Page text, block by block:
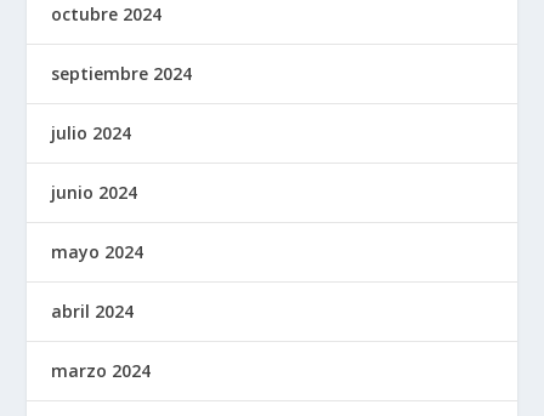
octubre 2024
septiembre 2024
julio 2024
junio 2024
mayo 2024
abril 2024
marzo 2024